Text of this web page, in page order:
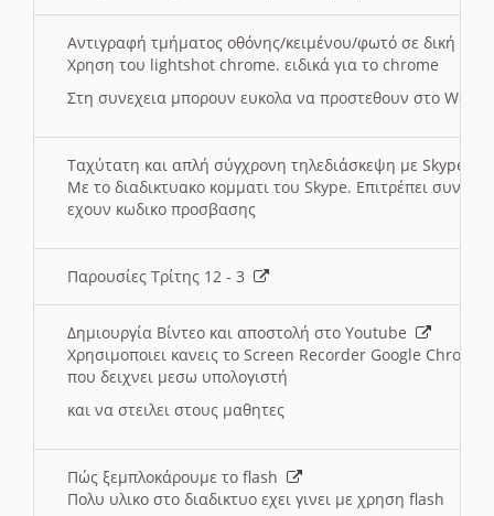
Αντιγραφή τμήματος οθόνης/κειμένου/φωτό σε δική
Χρηση του lightshot chrome. ειδικά για το chrome
Στη συνεχεια μπορουν ευκολα να προστεθουν στο Word
Ταχύτατη και απλή σύγχρονη τηλεδιάσκεψη με Skype
Με το διαδικτυακο κομματι του Skype. Επιτρέπει
εχουν κωδικο προσβασης
Παρουσίες Τρίτης 12 - 3
Δημιουργία Βίντεο και αποστολή στο Youtube
Χρησιμοποιει κανεις το Screen Recorder Google Chrome
που δειχνει μεσω υπολογιστή
και να στειλει στους μαθητες
Πώς ξεμπλοκάρουμε το flash
Πολυ υλικο στο διαδικτυο εχει γινει με χρηση flash